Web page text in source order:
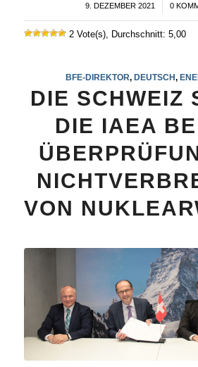
9. DEZEMBER 2021
/ 0
2 Vote(s), Durchschnitt: 5,00
BFE-DIREKTOR, DEUTSCH,
DIE SCHWEIZ
DIE IAEA
VON